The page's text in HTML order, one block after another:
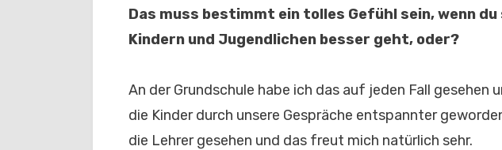
Das muss bestimmt ein tolles Gefühl sein, wenn
Kindern und Jugendlichen besser geht, oder?
An der Grundschule habe ich das auf jeden Fall gesehen
die Kinder durch unsere Gespräche entspannter
die Lehrer gesehen und das freut mich natürlich sehr.